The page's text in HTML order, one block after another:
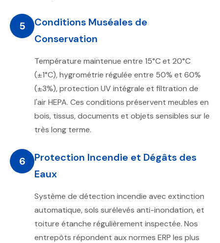
5
Conditions Muséales de
Conservation
Température maintenue entre 15°C et 20°C
(±1°C), hygrométrie régulée entre 50% et 60%
(±3%), protection UV intégrale et filtration de
l'air HEPA. Ces conditions préservent meubles en
bois, tissus, documents et objets sensibles sur le
très long terme.
6
Protection Incendie et Dégâts des
Eaux
Système de détection incendie avec extinction
automatique, sols surélevés anti-inondation, et
toiture étanche régulièrement inspectée. Nos
entrepôts répondent aux normes ERP les plus